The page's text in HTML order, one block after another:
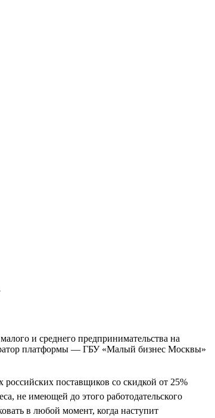
и среднего предпринимательства на
платформы — ГБУ «Малый бизнес Москвы»
поставщиков со скидкой от 25%
не имеющей до этого работодательского
в любой момент, когда наступит